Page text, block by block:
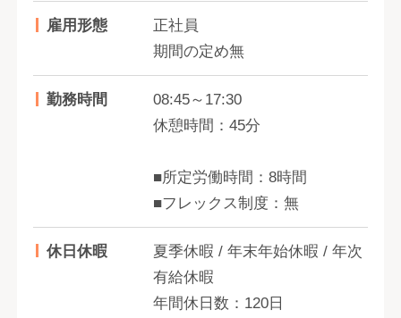
雇用形態
正社員
期間の定め無
勤務時間
08:45～17:30
休憩時間：45分
■所定労働時間：8時間
■フレックス制度：無
休日休暇
夏季休暇 / 年末年始休暇 / 年次
有給休暇
年間休日数：120日